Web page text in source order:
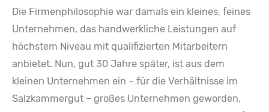
Die Firmenphilosophie war damals ein kleines, feines
Unternehmen, das handwerkliche Leistungen auf
höchstem Niveau mit qualifizierten Mitarbeitern
anbietet. Nun, gut 30 Jahre später, ist aus dem
kleinen Unternehmen ein – für die Verhältnisse im
Salzkammergut – großes Unternehmen geworden,